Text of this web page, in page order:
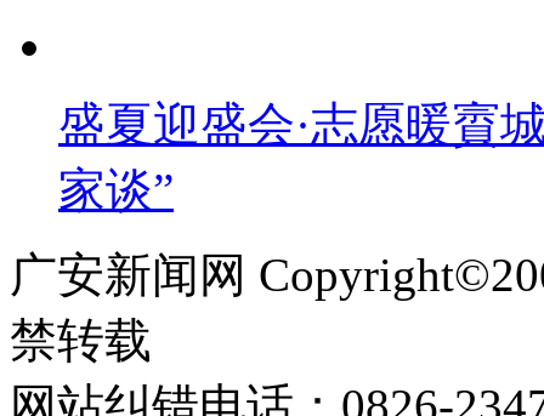
盛夏迎盛会·志愿暖賨
家谈”
广安新闻网
禁转载